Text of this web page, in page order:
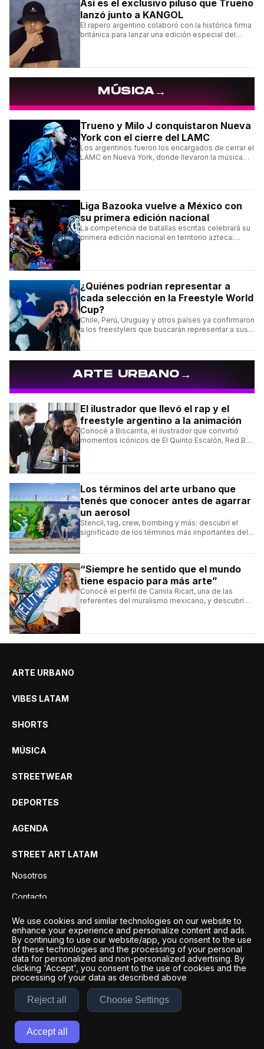
Así es el exclusivo piluso que Trueno
lanzó junto a KANGOL
El rapero argentino colaboró con la histórica firma
británica para lanzar una edición especial del
MÚSICA→
Trueno y Milo J conquistaron Nueva
York con el cierre del LAMC
Los argentinos fueron los encargados de cerrar el
LAMC en Nueva York, donde llevaron la música
Liga Bazooka vuelve a México con
su primera edición nacional
La competencia de batallas escritas celebrará su
primera edición nacional en territorio azteca:
¿Quiénes podrían representar a
cada selección en la Freestyle World
Cup?
Chile, Perú, Uruguay y otros países ya confirmaron
a los freestylers que buscarán representar a sus
ARTE URBANO→
El ilustrador que llevó el rap y el
freestyle argentino a la animación
Conocé a Biscarrita, el ilustrador que convirtió
momentos icónicos de El Quinto Escalón, Red Bull
Los términos del arte urbano que
tenés que conocer antes de agarrar
un aerosol
Stencil, tag, crew, bombing y más: descubrí el
significado de los términos más importantes del
“Siempre he sentido que el mundo
tiene espacio para más arte”
Conocé el perfil de Camila Ricart, una de las
referentes del muralismo mexicano, y descubrí
ARTE URBANO
VIBES LATAM
SHORTS
MÚSICA
STREETWEAR
DEPORTES
AGENDA
STREET ART LATAM
Nosotros
Contacto
Privacidad
Desarrollo por
Términos y condiciones
We use cookies and similar technologies on our website to
enhance your experience and personalize content and ads.
By continuing to use our website/app, you consent to the use
of these technologies and the processing of your personal
data for personalized and non-personalized advertising. By
clicking 'Accept', you consent to the use of cookies and the
processing of your data as described above
Reject all Choose Settings
Accept all